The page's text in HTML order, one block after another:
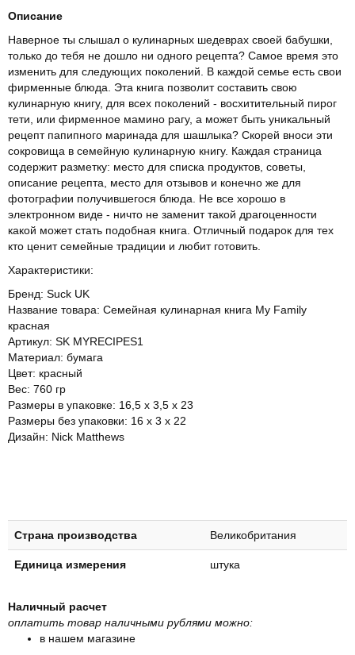
Описание
Наверное ты слышал о кулинарных шедеврах своей бабушки,
только до тебя не дошло ни одного рецепта? Самое время это
изменить для следующих поколений. В каждой семье есть свои
фирменные блюда. Эта книга позволит составить свою
кулинарную книгу, для всех поколений - восхитительный пирог
тети, или фирменное мамино рагу, а может быть уникальный
рецепт папипного маринада для шашлыка? Скорей вноси эти
сокровища в семейную кулинарную книгу. Каждая страница
содержит разметку: место для списка продуктов, советы,
описание рецепта, место для отзывов и конечно же для
фотографии получившегося блюда. Не все хорошо в
электронном виде - ничто не заменит такой драгоценности
какой может стать подобная книга. Отличный подарок для тех
кто ценит семейные традиции и любит готовить.
Характеристики:
Бренд: Suck UK
Название товара: Семейная кулинарная книга My Family
красная
Артикул: SK MYRECIPES1
Материал: бумага
Цвет: красный
Вес: 760 гр
Размеры в упаковке: 16,5 х 3,5 х 23
Размеры без упаковки: 16 х 3 х 22
Дизайн: Nick Matthews
Страна производства Великобритания
Единица измерения штука
Наличный расчет
оплатить товар наличными рублями можно:
в нашем магазине